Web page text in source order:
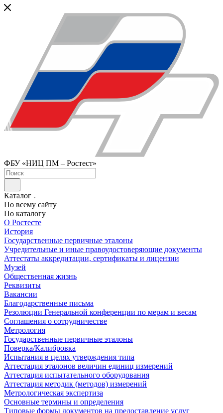
ФБУ «НИЦ ПМ – Ростест»
Каталог
По всему сайту
По каталогу
О Ростесте
История
Государственные первичные эталоны
Учредительные и иные правоудостоверяющие документы
Аттестаты аккредитации, сертификаты и лицензии
Музей
Общественная жизнь
Реквизиты
Вакансии
Благодарственные письма
Резолюции Генеральной конференции по мерам и весам
Соглашения о сотрудничестве
Метрология
Государственные первичные эталоны
Поверка/Калибровка
Испытания в целях утверждения типа
Аттестация эталонов величин единиц измерений
Аттестация испытательного оборудования
Аттестация методик (методов) измерений
Метрологическая экспертиза
Основные термины и определения
Типовые формы документов на предоставление услуг